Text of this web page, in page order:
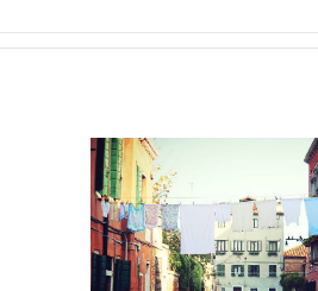
View
Larger
Image